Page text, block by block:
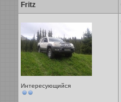
Fritz
Интересующийся